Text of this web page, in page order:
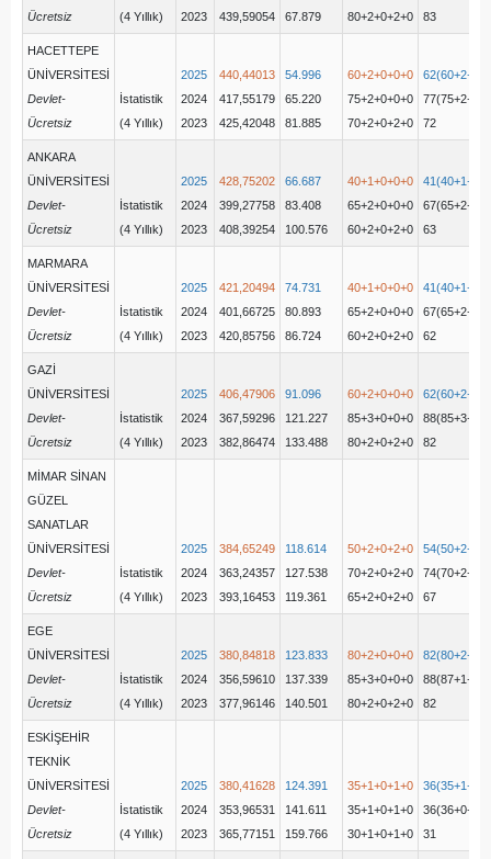
Ücretsiz
(4 Yıllık)
2023
439,59054
67.879
80+2+0+2+0
83
HACETTEPE
ÜNİVERSİTESİ
Devlet-
Ücretsiz
İstatistik
(4 Yıllık)
2025
2024
2023
440,44013
417,55179
425,42048
54.996
65.220
81.885
60+2+0+0+0
75+2+0+0+0
70+2+0+2+0
72
ANKARA
ÜNİVERSİTESİ
Devlet-
Ücretsiz
İstatistik
(4 Yıllık)
2025
2024
2023
428,75202
399,27758
408,39254
66.687
83.408
100.576
40+1+0+0+0
65+2+0+0+0
60+2+0+2+0
63
MARMARA
ÜNİVERSİTESİ
Devlet-
Ücretsiz
İstatistik
(4 Yıllık)
2025
2024
2023
421,20494
401,66725
420,85756
74.731
80.893
86.724
40+1+0+0+0
65+2+0+0+0
60+2+0+2+0
62
GAZİ
ÜNİVERSİTESİ
Devlet-
Ücretsiz
İstatistik
(4 Yıllık)
2025
2024
2023
406,47906
367,59296
382,86474
91.096
121.227
133.488
60+2+0+0+0
85+3+0+0+0
80+2+0+2+0
82
MİMAR SİNAN
GÜZEL
SANATLAR
ÜNİVERSİTESİ
Devlet-
Ücretsiz
İstatistik
(4 Yıllık)
2025
2024
2023
384,65249
363,24357
393,16453
118.614
127.538
119.361
50+2+0+2+0
70+2+0+2+0
65+2+0+2+0
67
EGE
ÜNİVERSİTESİ
Devlet-
Ücretsiz
İstatistik
(4 Yıllık)
2025
2024
2023
380,84818
356,59610
377,96146
123.833
137.339
140.501
80+2+0+0+0
85+3+0+0+0
80+2+0+2+0
82
ESKİŞEHİR
TEKNİK
ÜNİVERSİTESİ
Devlet-
Ücretsiz
İstatistik
(4 Yıllık)
2025
2024
2023
380,41628
353,96531
365,77151
124.391
141.611
159.766
35+1+0+1+0
35+1+0+1+0
30+1+0+1+0
31